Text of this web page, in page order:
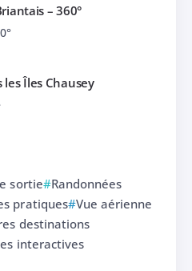
– 360°
les Îles Chausey
sortie Randonnées
pratiques Vue aérienne
destinations
interactives